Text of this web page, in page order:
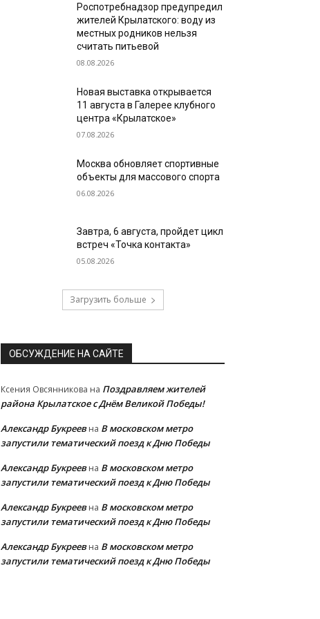
Роспотребнадзор предупредил
жителей Крылатского: воду из
местных родников нельзя
считать питьевой
08.08.2026
Новая выставка открывается
11 августа в Галерее клубного
центра «Крылатское»
07.08.2026
Москва обновляет спортивные
объекты для массового спорта
06.08.2026
Завтра, 6 августа, пройдет цикл
встреч «Точка контакта»
05.08.2026
Загрузить больше
ОБСУЖДЕНИЕ НА САЙТЕ
Ксения Овсянникова на Поздравляем жителей
района Крылатское с Днём Великой Победы!
Александр Букреевна В московском метро
запустили тематический поезд к Дню Победы
Александр Букреевна В московском метро
запустили тематический поезд к Дню Победы
Александр Букреевна В московском метро
запустили тематический поезд к Дню Победы
Александр Букреевна В московском метро
запустили тематический поезд к Дню Победы